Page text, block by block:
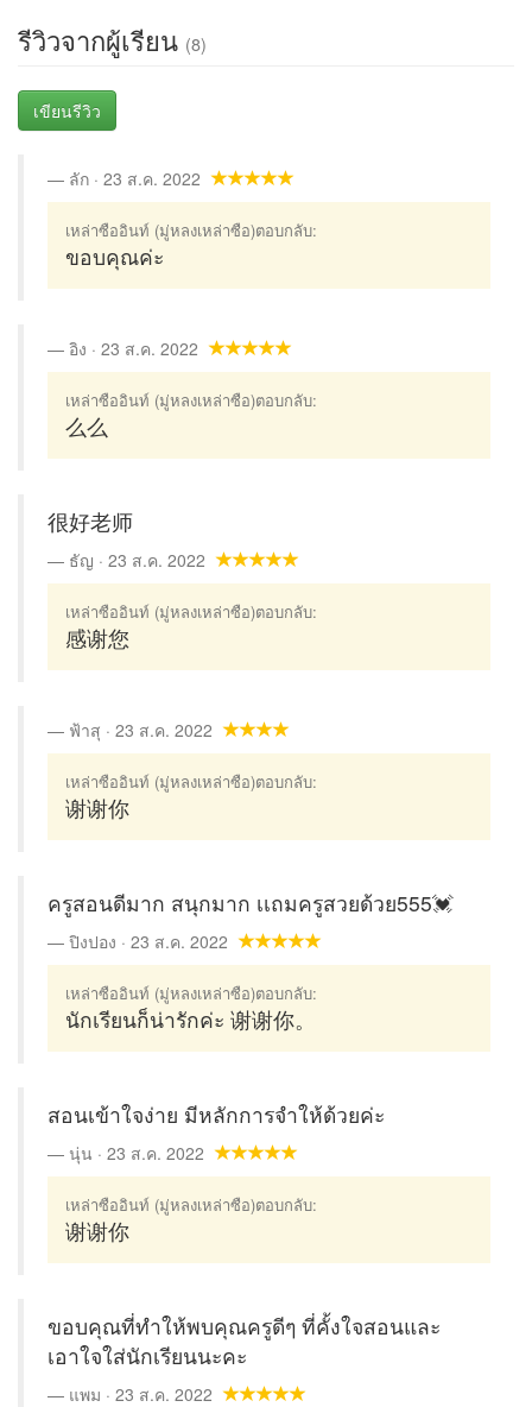
รีวิวจากผู้เรียน (8)
เขียนรีวิว
ลัก · 23 ส.ค. 2022
เหล่าซืออินท์ (มู่หลงเหล่าซือ)ตอบกลับ:
ขอบคุณค่ะ
อิง · 23 ส.ค. 2022
เหล่าซืออินท์ (มู่หลงเหล่าซือ)ตอบกลับ:
么么
很好老师
ธัญ · 23 ส.ค. 2022
เหล่าซืออินท์ (มู่หลงเหล่าซือ)ตอบกลับ:
感谢您
ฟ้าสุ · 23 ส.ค. 2022
เหล่าซืออินท์ (มู่หลงเหล่าซือ)ตอบกลับ:
谢谢你
ครูสอนดีมาก สนุกมาก เเถมครูสวยด้วย555💓
ปิงปอง · 23 ส.ค. 2022
เหล่าซืออินท์ (มู่หลงเหล่าซือ)ตอบกลับ:
นักเรียนก็น่ารักค่ะ 谢谢你。
สอนเข้าใจง่าย มีหลักการจำให้ด้วยค่ะ
นุ่น · 23 ส.ค. 2022
เหล่าซืออินท์ (มู่หลงเหล่าซือ)ตอบกลับ:
谢谢你
ขอบคุณที่ทำให้พบคุณครูดีๆ ที่คั้งใจสอนและ
เอาใจใส่นักเรียนนะคะ
แพม · 23 ส.ค. 2022